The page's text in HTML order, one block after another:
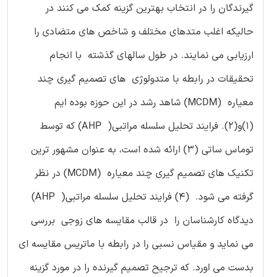
گیرندگان را در انتخاب بهترین گزینه کمک می کنند در
حالیکه اغلب متدهای مختلف و شاخص های متضادی را
ارزیابی می نمایند. در طول سالهای گذشته با انجام
تحقیقات در رابطه با متدولوژی های تصمیم گیری چند
معیاره (MCDM) شاهد رشد در این حوزه بوده ایم
(1)و(2). فرایند تحلیل سلسله مراتبی( AHP) که توسط
توماس ساتی (3) ارائه شده است، به عنوان مشهور ترین
تکنیک های تصمیم گیری چند معیاره (MCDM) در نظر
گرفته می شود. (4) فرایند تحلیل سلسله مراتبی( AHP)
دیدگاه کارشناسان را در قالب مقایسه های زوجی بررسی
می نماید و مقیاس نسبی را در رابطه با ماتریس مقایسه ای
بدست می اورد. که ترجیح تصمیم گیرنده را در مورد گزینه